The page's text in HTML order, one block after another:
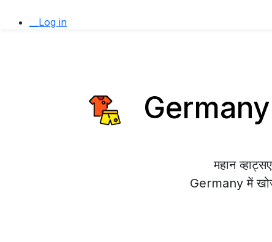
__Log in
Germany
महान
Germany में